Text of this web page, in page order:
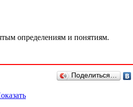
определениям и понятиям.
Поделиться…